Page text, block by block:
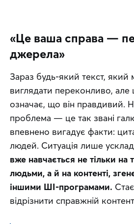
«Це ваша справа —
джерела»
Зараз будь-який текст,
виглядати переконливо, але
означає, що він правдивий.
проблема — це так звані
впевнено вигадує факти:
людей. Ситуація лише
вже навчається не тільки на
людьми, а й на контенті,
іншими ШІ-програмами.
відрізнити справжній